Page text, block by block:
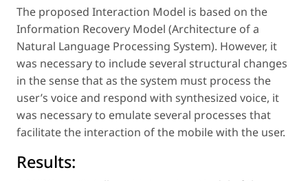
The proposed Interaction Model is based on the
Information Recovery Model (Architecture of a
Natural Language Processing System). However, it
was necessary to include several structural changes
in the sense that as the system must process the
user’s voice and respond with synthesized voice, it
was necessary to emulate several processes that
facilitate the interaction of the mobile with the user.
Results: